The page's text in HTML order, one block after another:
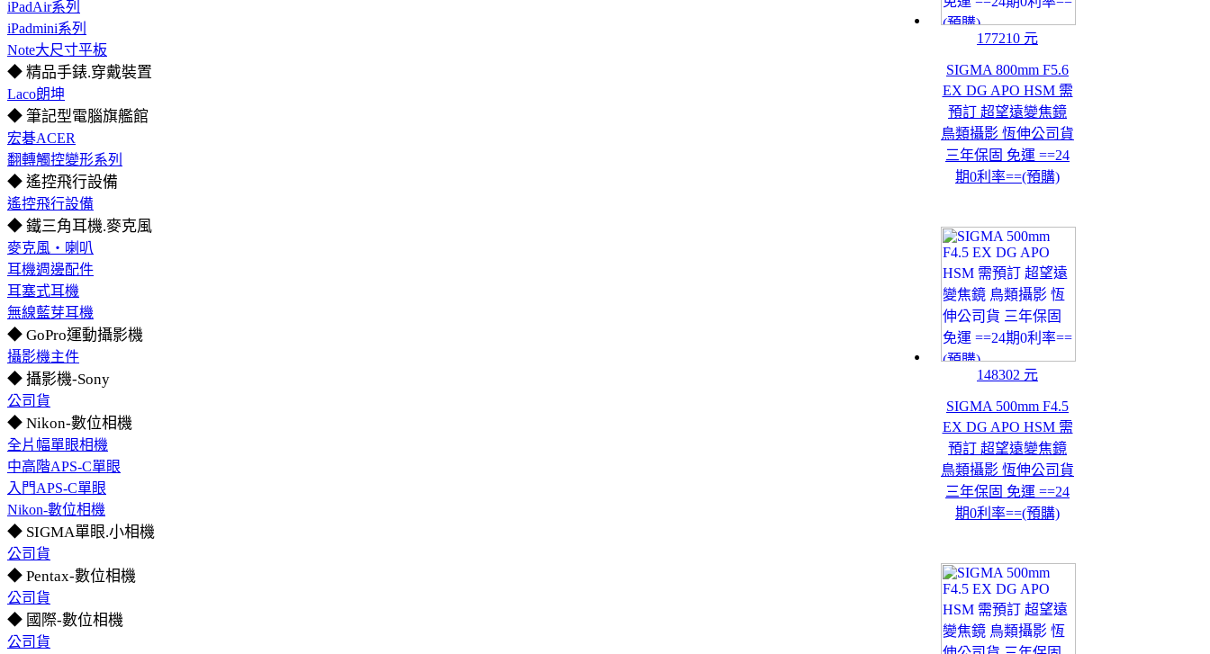
iPadAir系列
iPadmini系列
Note大尺寸平板
◆ 精品手錶.穿戴裝置
Laco朗坤
◆ 筆記型電腦旗艦館
宏碁ACER
翻轉觸控變形系列
◆ 遙控飛行設備
遙控飛行設備
◆ 鐵三角耳機.麥克風
麥克風‧喇叭
耳機週邊配件
耳塞式耳機
無線藍芽耳機
◆ GoPro運動攝影機
攝影機主件
◆ 攝影機-Sony
公司貨
◆ Nikon-數位相機
全片幅單眼相機
中高階APS-C單眼
入門APS-C單眼
Nikon-數位相機
◆ SIGMA單眼.小相機
公司貨
◆ Pentax-數位相機
公司貨
◆ 國際-數位相機
公司貨
177210 元
SIGMA 800mm F5.6
EX DG APO HSM 需
預訂 超望遠變焦鏡
鳥類攝影 恆伸公司貨
三年保固 免運 ==24
期0利率==(預購)
148302 元
SIGMA 500mm F4.5
EX DG APO HSM 需
預訂 超望遠變焦鏡
鳥類攝影 恆伸公司貨
三年保固 免運 ==24
期0利率==(預購)